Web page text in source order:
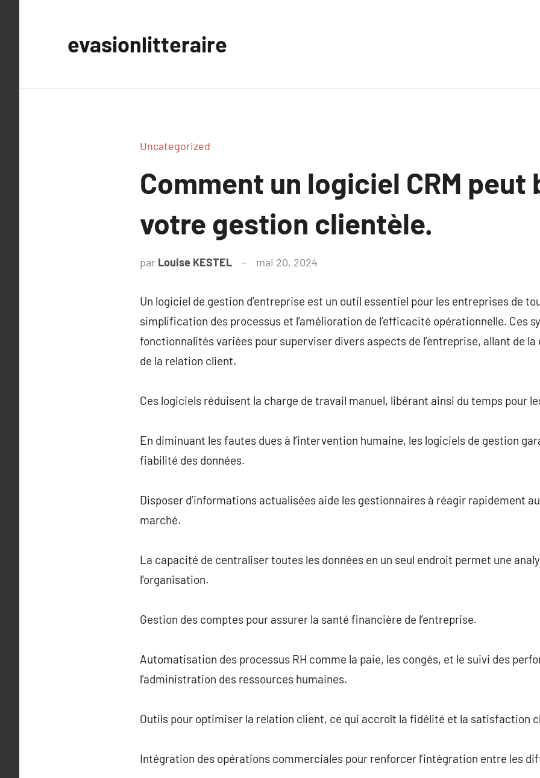
evasionlitteraire
Uncategorized
Comment un logiciel CRM peut
votre gestion clientèle.
par Louise KESTEL mai 20, 2024
Un logiciel de gestion d’entreprise est un outil essentiel pour les entreprises de
simplification des processus et l’amélioration de l’efficacité opérationnelle. Ces
fonctionnalités variées pour superviser divers aspects de l’entreprise, allant de
de la relation client.
Ces logiciels réduisent la charge de travail manuel, libérant ainsi du temps pour
En diminuant les fautes dues à l’intervention humaine, les logiciels de gestion
fiabilité des données.
Disposer d’informations actualisées aide les gestionnaires à réagir rapidement
marché.
La capacité de centraliser toutes les données en un seul endroit permet une
l’organisation.
Gestion des comptes pour assurer la santé financière de l’entreprise.
Automatisation des processus RH comme la paie, les congés, et le suivi des
l’administration des ressources humaines.
Outils pour optimiser la relation client, ce qui accroît la fidélité et la satisfaction
Intégration des opérations commerciales pour renforcer l’intégration entre les